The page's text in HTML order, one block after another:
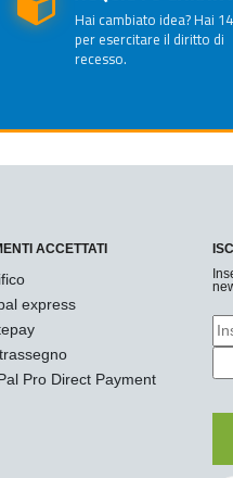
Hai cambiato idea? Hai
per esercitare il diritto di
recesso.
ACCETTATI
express
Pro Direct Payment